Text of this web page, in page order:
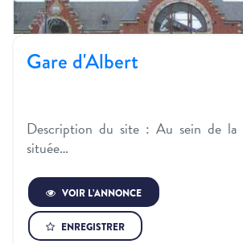
Gare d'Albert
Description du site :​ Au sein de
située…
VOIR L’ANNONCE
ENREGISTRER